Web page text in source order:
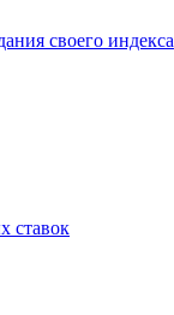
своего индекса
ставок